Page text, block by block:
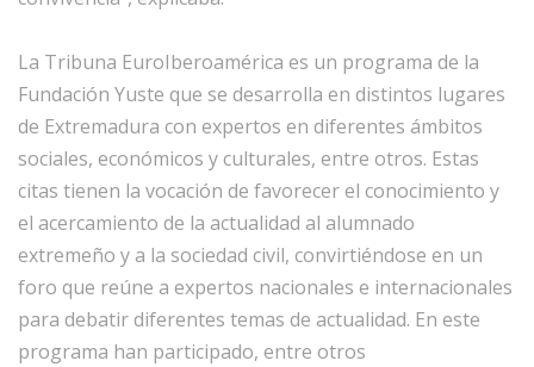
La Tribuna EuroIberoamérica es un programa de la
Fundación Yuste que se desarrolla en distintos lugares
de Extremadura con expertos en diferentes ámbitos
sociales, económicos y culturales, entre otros. Estas
citas tienen la vocación de favorecer el conocimiento y
el acercamiento de la actualidad al alumnado
extremeño y a la sociedad civil, convirtiéndose en un
foro que reúne a expertos nacionales e internacionales
para debatir diferentes temas de actualidad. En este
programa han participado, entre otros